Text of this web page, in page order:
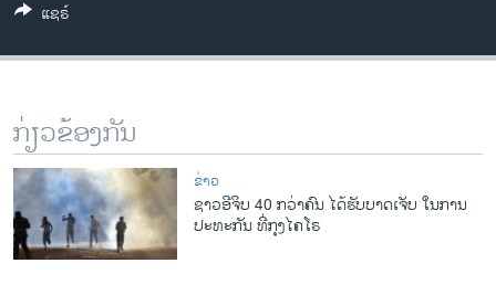
ທຸລະກິດ
ພາສາອັງກິດ
ສຽງ
ລາຍການກະຈາຍສຽງ
ລາຍງານ
ຕິດຕາມພວກເຮົາ ທີ່
ແຊຣ໌
ກ່ຽວຂ້ອງກັນ
ຂ່າວ
ຊາວອີຈິບ 40 ກວ່າຄົນ ໄດ້ຮັບບາດເຈັບ ໃນການ
ປະທະກັນ ທີ່ກຸງໄຄໂຣ